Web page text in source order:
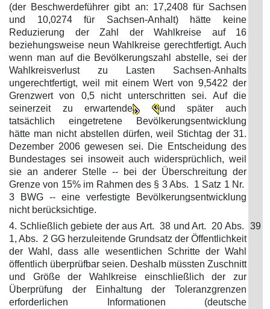
(der Beschwerdeführer gibt an: 17,2408 für Sachsen
und 10,0274 für Sachsen-Anhalt) hätte keine
Reduzierung der Zahl der Wahlkreise auf 16
beziehungsweise neun Wahlkreise gerechtfertigt. Auch
wenn man auf die Bevölkerungszahl abstelle, sei der
Wahlkreisverlust zu Lasten Sachsen-Anhalts
ungerechtfertigt, weil mit einem Wert von 9,5422 der
Grenzwert von 0,5 nicht unterschritten sei. Auf die
seinerzeit zu erwartende
und später auch
tatsächlich eingetretene Bevölkerungsentwicklung
hätte man nicht abstellen dürfen, weil Stichtag der 31.
Dezember 2006 gewesen sei. Die Entscheidung des
Bundestages sei insoweit auch widersprüchlich, weil
sie an anderer Stelle -- bei der Überschreitung der
Grenze von 15% im Rahmen des § 3 Abs. 1 Satz 1 Nr.
3 BWG -- eine verfestigte Bevölkerungsentwicklung
nicht berücksichtige.
4. Schließlich gebiete der aus Art. 38 und Art. 20 Abs.
1, Abs. 2 GG herzuleitende Grundsatz der Öffentlichkeit
der Wahl, dass alle wesentlichen Schritte der Wahl
öffentlich überprüfbar seien. Deshalb müssten Zuschnitt
und Größe der Wahlkreise einschließlich der zur
Überprüfung der Einhaltung der Toleranzgrenzen
erforderlichen Informationen (deutsche
39